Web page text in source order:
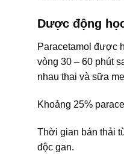
Dược động
Paracetamol được
vòng 30 – 60 phút
nhau thai và sữa
Khoảng 25%
Thời gian bán thải
độc gan.